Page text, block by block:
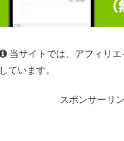
当サイトでは、アフィリエ
しています。
スポンサーリ